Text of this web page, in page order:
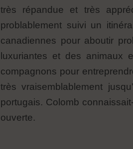
très répandue et très
problablement suivi un
canadiennes pour aboutir
luxuriantes et des animaux
compagnons pour
très vraisemblablement
portugais. Colomb
ouverte.